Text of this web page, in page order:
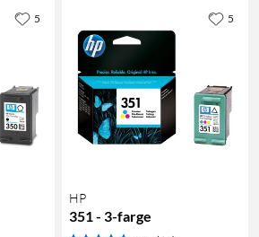
5
HP
351 - 3-farge
5